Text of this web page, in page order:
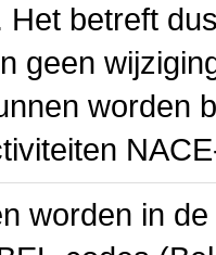
Het betreft
geen
worden
worden in